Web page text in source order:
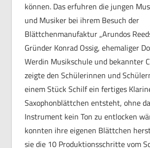
können. Das erfuhren die jungen
und Musiker bei ihrem Besuch der
Blättchenmanufaktur „Arundos
Gründer Konrad Ossig, ehemaliger
Werdin Musikschule und bekannter
zeigte den Schülerinnen und
einem Stück Schilf ein fertiges
Saxophonblättchen entsteht, ohne
Instrument kein Ton zu entlocken
konnten ihre eigenen Blättchen
sie die 10 Produktionsschritte vom